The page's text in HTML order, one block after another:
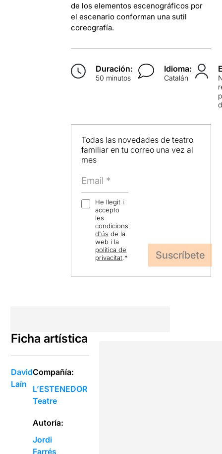
de los elementos escenográficos por
el escenario conforman una sutil
coreografía.
Duración:
50 minutos
Idioma:
Catalán
Todas las novedades de teatro
familiar en tu correo una vez al
mes
He llegit i
accepto
les
condicions
d'ús de la
web i la
política de
privacitat.*
Ficha artística
David
Laín
Compañía:
L’ESTENEDOR
Teatre
Autoría:
Jordi
Farrés